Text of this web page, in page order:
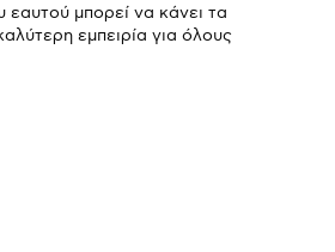
εαυτού μπορεί να κάνει τα
εμπειρία για όλους